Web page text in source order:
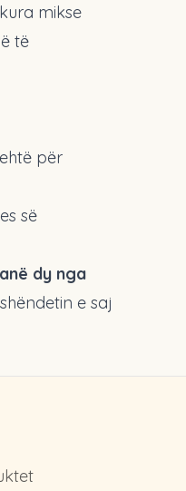
mikse
të
për
së
dy nga
e saj